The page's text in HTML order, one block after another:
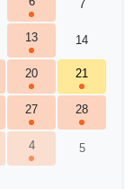
7
13 14
20 21
27 28
4 5